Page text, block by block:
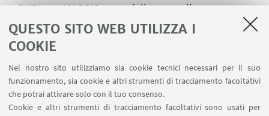
QUESTO SITO WEB UTILIZZA I
COOKIE
Nel nostro sito utilizziamo sia cookie tecnici necessari per il suo
funzionamento, sia cookie e altri strumenti di tracciamento facoltativi
che potrai attivare solo con il tuo consenso.
Cookie e altri strumenti di tracciamento facoltativi sono usati per
DATA:26MAGGIO2026dalle 15:30 alle 17:00
LUOGO:Castello Estense, Montecchio Emilia (RE)
Marina Coli recita e canta brani del celebre dramma
di Garcia Lorca. Il poema, scritto nel 1935, è una
denuncia della condizione femminile esistente